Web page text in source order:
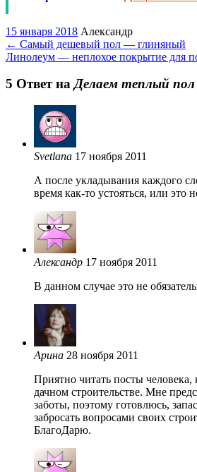
15 января 2018 Александр
← Самый дешевый пол — глиняный
Линолеум — неплохое покрытие для
5 Oтвет наДелаем теплый пол
Svetlana 17 ноября 2011
А после укладывания каждого
время как-то устояться, или это
Александр 17 ноября 2011
В данном случае это не
Арина 28 ноября 2011
Приятно читать посты человека,
дачном строительстве. Мне
заботы, поэтому готовлюсь,
забросать вопросами своих
БлагоДарю.